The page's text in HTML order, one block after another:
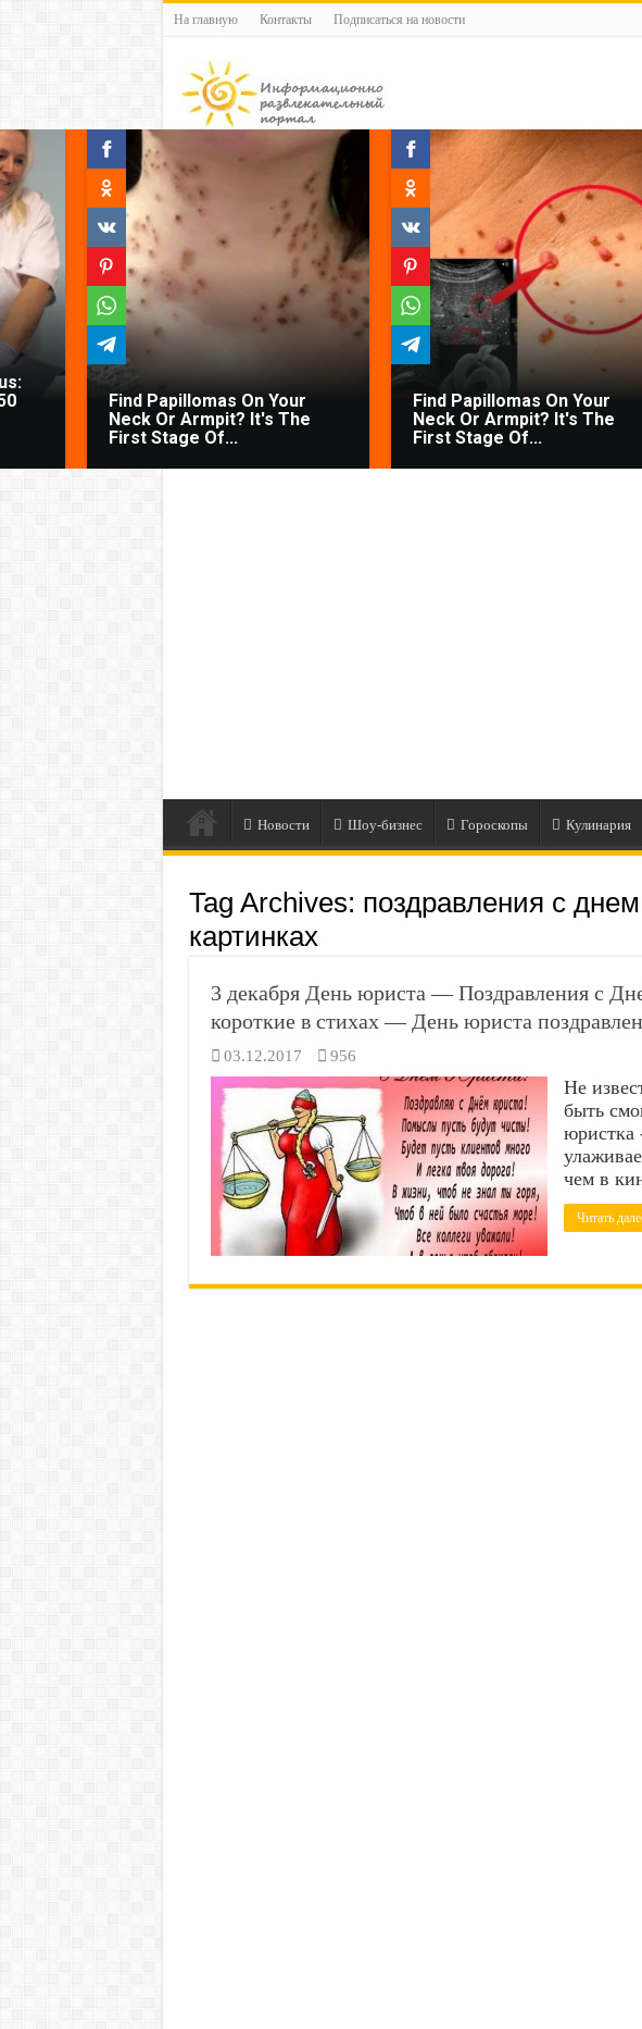
На главную Контакты Подписаться на новости
Find Papillomas On Your
Neck Or Armpit? It's The
First Stage Of...
Find Papillomas On Your
Neck Or Armpit? It's The
First Stage Of...
Новости Шоу-бизнес Гороскопы Кулинария
Tag Archives: поздравления с
картинках
3 декабря День юриста — Поздравления с
короткие в стихах — День юриста
03.12.2017 956
Не
быть
юристка
чем в
Читать